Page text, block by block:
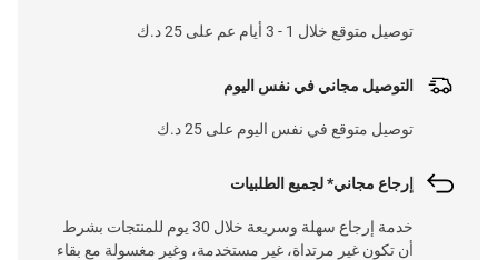
توصيل متوقع خلال 1 - 3 أيام عم على 25 د.ك
التوصيل مجاني في نفس اليوم
توصيل متوقع في نفس اليوم على 25 د.ك
إرجاع مجاني* لجميع الطلبيات
خدمة إرجاع سهلة وسريعة خلال 30 يوم للمنتجات بشرط
أن تكون غير مرتداة، غير مستخدمة، وغير مغسولة مع بقاء